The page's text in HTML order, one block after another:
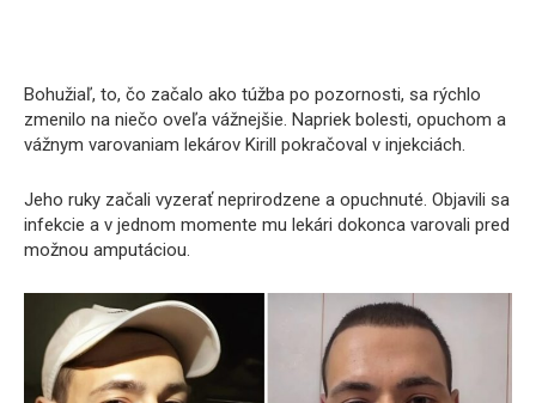
Bohužiaľ, to, čo začalo ako túžba po pozornosti, sa rýchlo
zmenilo na niečo oveľa vážnejšie. Napriek bolesti, opuchom a
vážnym varovaniam lekárov Kirill pokračoval v injekciách.
Jeho ruky začali vyzerať neprirodzene a opuchnuté. Objavili sa
infekcie a v jednom momente mu lekári dokonca varovali pred
možnou amputáciou.